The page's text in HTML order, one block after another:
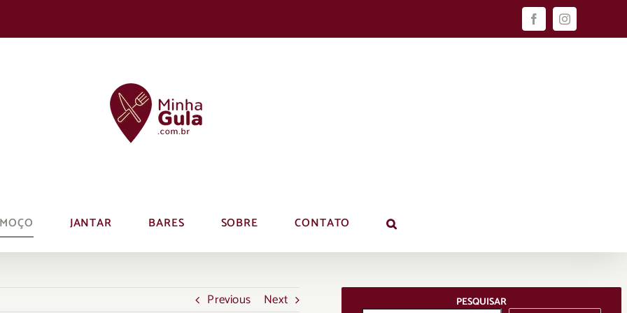
FacebookInstagram
JANTAR BARES SOBRE CONTATO
Previous Next
PESQUISAR